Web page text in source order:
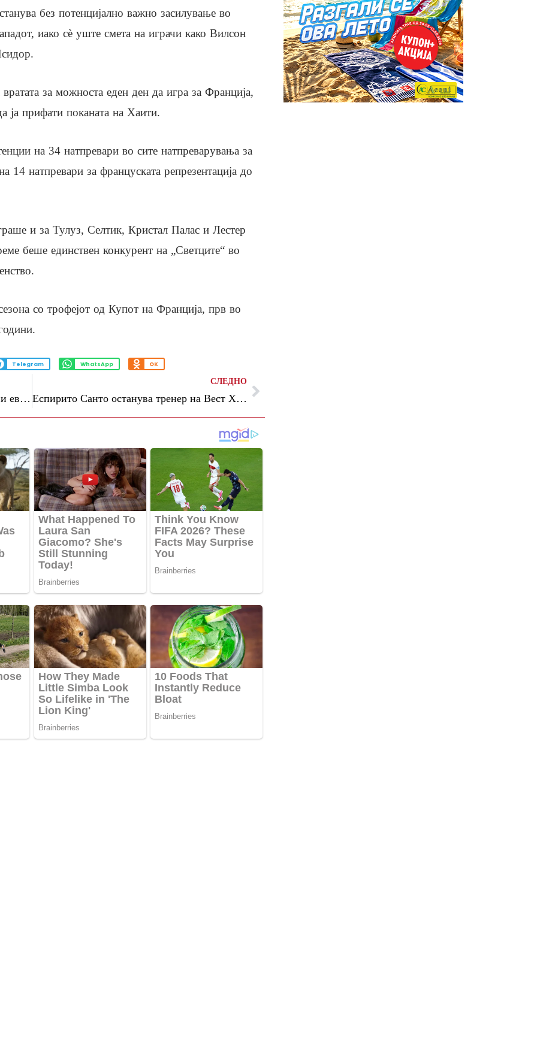
без потенцијално важно засилување во
иако сè уште смета на играчи како Вилсон
за можноста еден ден да игра за Франција,
прифати поканата на Хаити.
на 34 натпревари во сите натпреварувања за
14 натпревари за француската репрезентација до
и за Тулуз, Селтик, Кристал Палас и Лестер
беше единствен конкурент на „Светците“ во
со трофејот од Купот на Франција, прв во
Telegram WhatsApp OK
Барселона ќе треба да плати 80 милиони евра за Педро
СЛЕДНО
Еспирито Санто останува тренер на Вест Хем